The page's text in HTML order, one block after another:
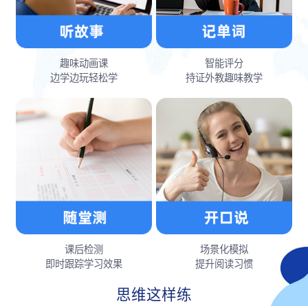
趣味动画课
边学边玩轻松学
智能评分
持证外教趣味教学
课后检测
即时跟踪学习效果
场景化模拟
提升阅读习惯
思维这样练